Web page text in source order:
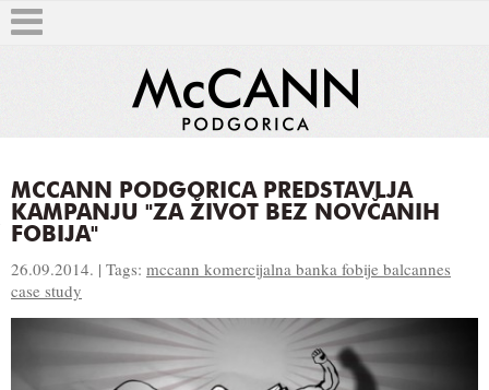
MCCANN PODGORICA PREDSTAVLJA
KAMPANJU "ZA ŽIVOT BEZ NOVČANIH
FOBIJA"
26.09.2014. | Tags: mccann komercijalna banka fobije balcannes
case study